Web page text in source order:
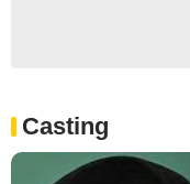
Casting